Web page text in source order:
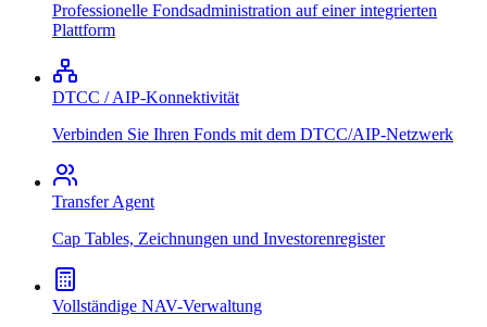
Professionelle Fondsadministration auf einer integrierten
Plattform
DTCC / AIP-Konnektivität
Verbinden Sie Ihren Fonds mit dem DTCC/AIP-Netzwerk
Transfer Agent
Cap Tables, Zeichnungen und Investorenregister
Vollständige NAV-Verwaltung